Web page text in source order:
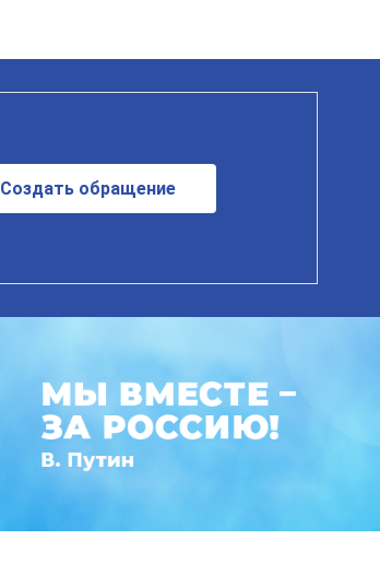
Создать обращение